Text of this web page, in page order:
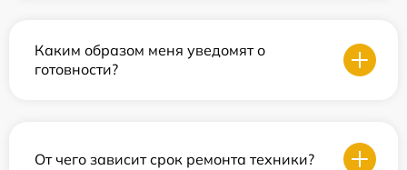
Каким образом меня уведомят о
готовности?
От чего зависит срок ремонта техники?